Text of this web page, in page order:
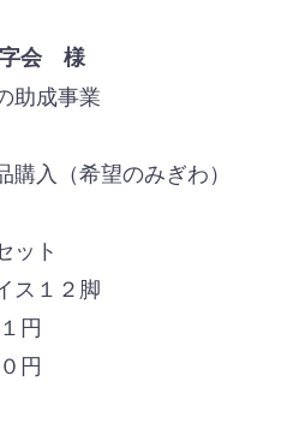
字会 様
助成事業
入（希望のみぎわ）
ット
ス１２脚
円
円